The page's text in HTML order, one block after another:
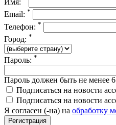
Имя:
Email: *
Телефон: *
Город: *
Пароль: *
Пароль должен быть не менее
Подписаться на новости
Подписаться на новости
Я согласен (-на) на обработку